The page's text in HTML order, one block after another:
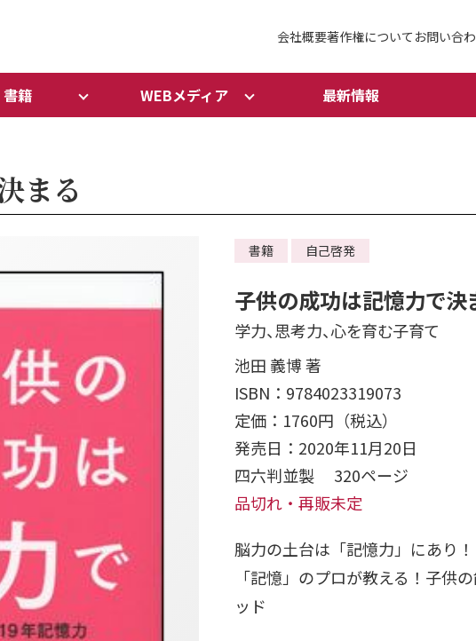
会社概要著作権について お問い合
書籍 WEBメディア 最新情報
まる
書籍 自己啓発
子供の成功は記憶力で決
学力、思考力、心を育む子育て
池田 義博 著
ISBN：9784023319073
定価：1760円（税込）
発売日：2020年11月20日
四六判並製 320ページ
品切れ・再販未定
脳力の土台は「記憶力」にあり！
「記憶」のプロが教える！子供
ッド